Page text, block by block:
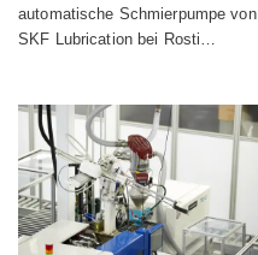
automatische Schmierpumpe von
SKF Lubrication bei Rosti…